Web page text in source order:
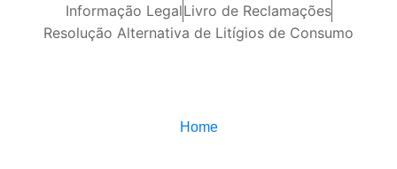
Informação LegalLivro de Reclamações
Resolução Alternativa de Litígios de Consumo
Home